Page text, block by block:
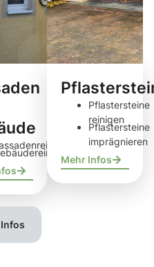
Pflastersteine
reinigen
Pflastersteine
imprägnieren
Mehr Infos